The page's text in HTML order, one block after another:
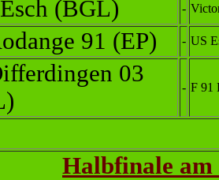
(BGL) -
91 (EP) - US
03
- F 91
Halbfinale am